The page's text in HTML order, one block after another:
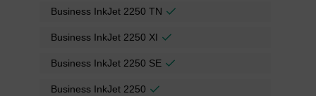
Business InkJet 2250 TN
Business InkJet 2250 XI
Business InkJet 2250 SE
Business InkJet 2250